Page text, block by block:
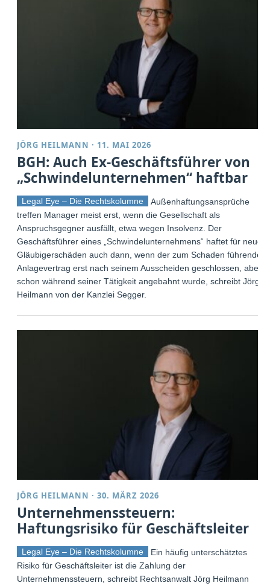
JÖRG HEILMANN · 11. MAI 2026
BGH: Auch Ex-Geschäftsführer von
„Schwindelunternehmen“ haftbar
Legal Eye – Die Rechtskolumne
Außenhaftungsansprüche
treffen Manager meist erst, wenn die Gesellschaft als
Anspruchsgegner ausfällt, etwa wegen Insolvenz. Der
Geschäftsführer eines „Schwindelunternehmens“ haftet für neue
Gläubigerschäden auch dann, wenn der zum Schaden führende
Anlagevertrag erst nach seinem Ausscheiden geschlossen, aber
schon während seiner Tätigkeit angebahnt wurde, schreibt Jörg
Heilmann von der Kanzlei Segger.
JÖRG HEILMANN ·30. MÄRZ 2026
Unternehmenssteuern:
Haftungsrisiko für Geschäftsleiter
Legal Eye – Die Rechtskolumne
Ein häufig unterschätztes
Risiko für Geschäftsleiter ist die Zahlung der
Unternehmenssteuern, schreibt Rechtsanwalt Jörg Heilmann